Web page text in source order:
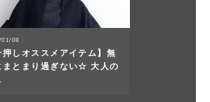
01/08
押しオススメアイテム】無
まとまり過ぎない☆ 大人の